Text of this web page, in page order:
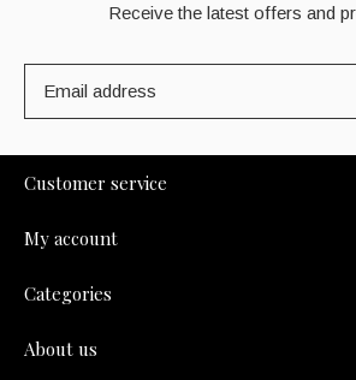
Receive the latest offers and
Customer service
My account
Categories
About us